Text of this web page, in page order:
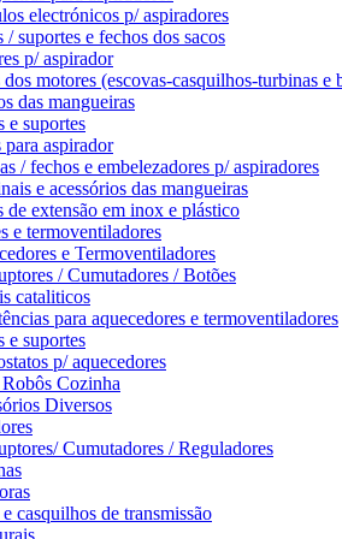
electrónicos p/ aspiradores
/ suportes e fechos dos sacos
p/ aspirador
dos motores (escovas-casquilhos-turbinas e
das mangueiras
e suportes
para aspirador
/ fechos e embelezadores p/ aspiradores
e acessórios das mangueiras
de extensão em inox e plástico
e termoventiladores
e Termoventiladores
/ Cumutadores / Botões
cataliticos
para aquecedores e termoventiladores
e suportes
p/ aquecedores
Cozinha
Diversos
Cumutadores / Reguladores
casquilhos de transmissão